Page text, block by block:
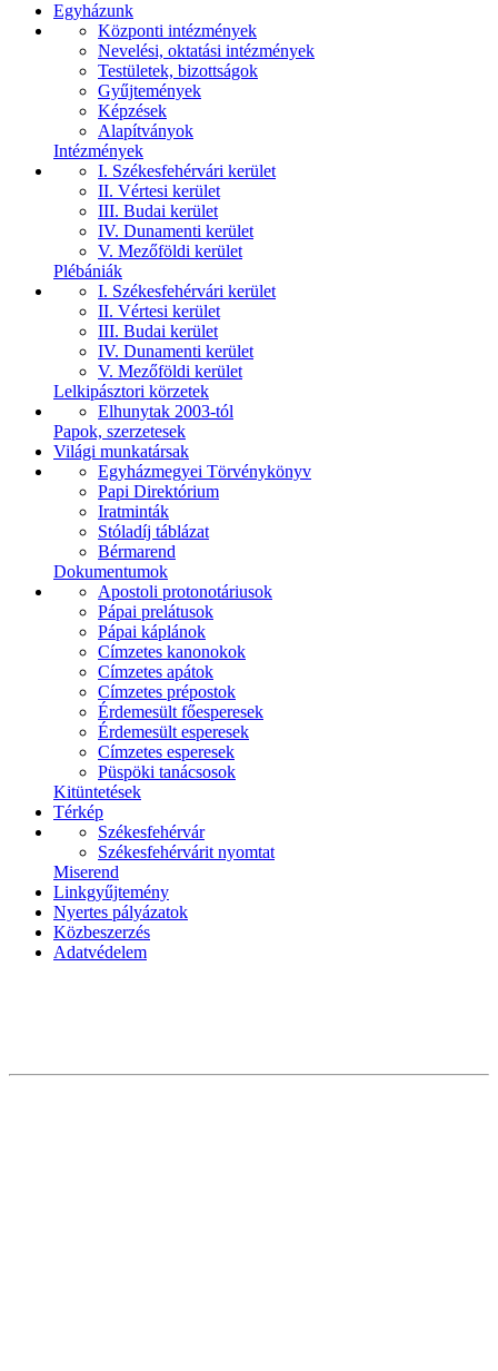
Egyházunk
Központi intézmények
Nevelési, oktatási intézmények
Testületek, bizottságok
Gyűjtemények
Képzések
Alapítványok
Intézmények
I. Székesfehérvári kerület
II. Vértesi kerület
III. Budai kerület
IV. Dunamenti kerület
V. Mezőföldi kerület
Plébániák
I. Székesfehérvári kerület
II. Vértesi kerület
III. Budai kerület
IV. Dunamenti kerület
V. Mezőföldi kerület
Lelkipásztori körzetek
Elhunytak 2003-tól
Papok, szerzetesek
Világi munkatársak
Egyházmegyei Törvénykönyv
Papi Direktórium
Iratminták
Stóladíj táblázat
Bérmarend
Dokumentumok
Apostoli protonotáriusok
Pápai prelátusok
Pápai káplánok
Címzetes kanonokok
Címzetes apátok
Címzetes prépostok
Érdemesült főesperesek
Érdemesült esperesek
Címzetes esperesek
Püspöki tanácsosok
Kitüntetések
Térkép
Székesfehérvár
Székesfehérvárit nyomtat
Miserend
Linkgyűjtemény
Nyertes pályázatok
Közbeszerzés
Adatvédelem